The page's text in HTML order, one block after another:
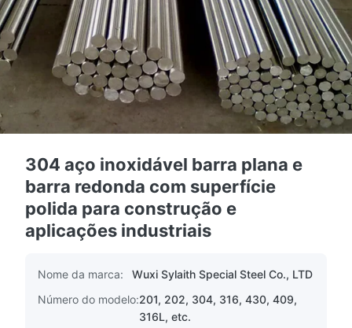
304 aço inoxidável barra plana e
barra redonda com superfície
polida para construção e
aplicações industriais
Nome da marca:
Wuxi Sylaith Special Steel Co., LTD
Número do modelo:201, 202, 304, 316, 430, 409,
316L, etc.